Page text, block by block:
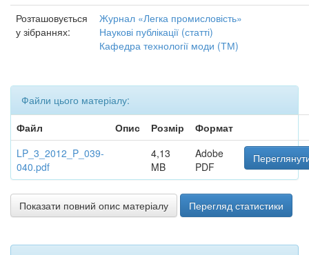
Розташовується
у зібраннях:
Журнал «Легка промисловість»
Наукові публікації (статті)
Кафедра технології моди (ТМ)
Файли цього матеріалу:
Файл
Опис Розмір
Формат
LP_3_2012_P_039-
040.pdf
4,13
MB
Adobe
PDF
Показати повний опис матеріалу Перегляд статистики